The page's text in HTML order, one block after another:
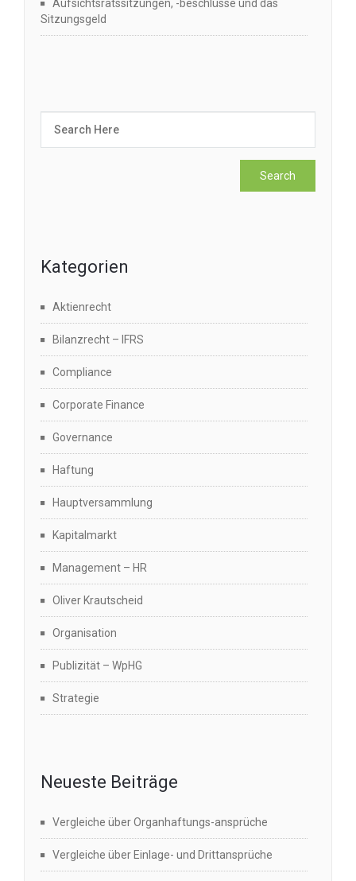
Aufsichtsratssitzungen, -beschlüsse und das
Sitzungsgeld
Kategorien
Aktienrecht
Bilanzrecht – IFRS
Compliance
Corporate Finance
Governance
Haftung
Hauptversammlung
Kapitalmarkt
Management – HR
Oliver Krautscheid
Organisation
Publizität – WpHG
Strategie
Neueste Beiträge
Vergleiche über Organhaftungs-ansprüche
Vergleiche über Einlage- und Drittansprüche